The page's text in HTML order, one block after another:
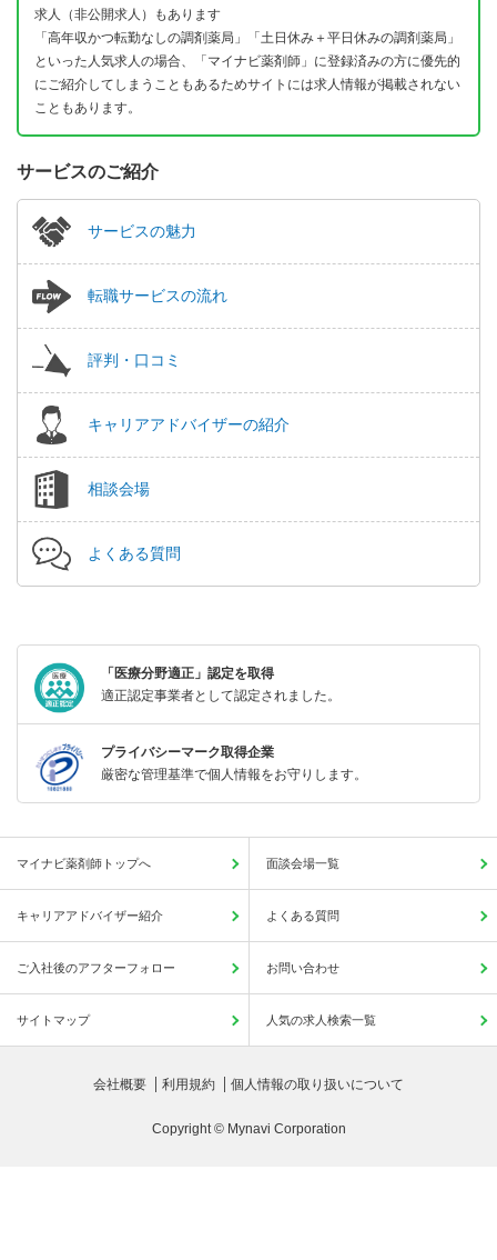
求人（非公開求人）もあります
「高年収かつ転勤なしの調剤薬局」「土日休み＋平日休みの調剤薬局」
といった人気求人の場合、「マイナビ薬剤師」に登録済みの方に優先的
にご紹介してしまうこともあるためサイトには求人情報が掲載されない
こともあります。
サービスのご紹介
サービスの魅力
転職サービスの流れ
評判・口コミ
キャリアアドバイザーの紹介
相談会場
よくある質問
「医療分野適正」認定を取得
適正認定事業者として認定されました。
プライバシーマーク取得企業
厳密な管理基準で個人情報をお守りします。
マイナビ薬剤師トップへ 面談会場一覧
キャリアアドバイザー紹介 よくある質問
ご入社後のアフターフォロー お問い合わせ
サイトマップ 人気の求人検索一覧
会社概要 利用規約 個人情報の取り扱いについて
Copyright © Mynavi Corporation